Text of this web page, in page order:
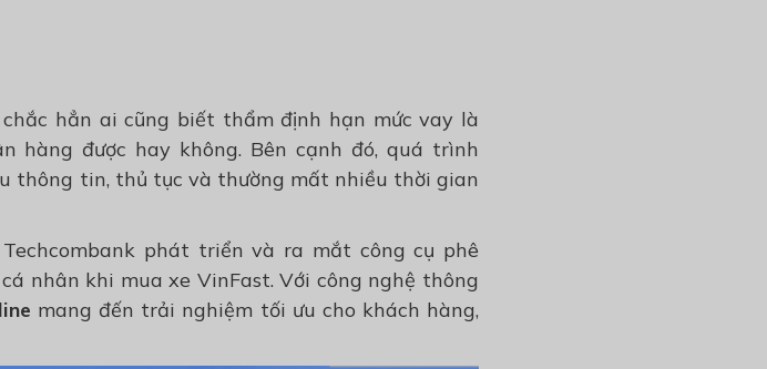
hẳn ai cũng biết thẩm định hạn mức vay là
hàng được hay không. Bên cạnh đó, quá trình
thông tin, thủ tục và thường mất nhiều thời gian
phát triển và ra mắt công cụ phê
nhân khi mua xe VinFast. Với công nghệ thông
mang đến trải nghiệm tối ưu cho khách hàng,